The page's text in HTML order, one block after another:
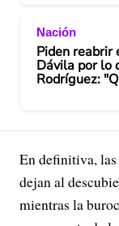
Nación
Piden reabrir
Dávila por lo
Rodríguez:
En definitiva, las
dejan al
mientras la